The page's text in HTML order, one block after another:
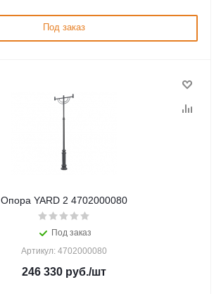
Под заказ
Опора YARD 2 4702000080
Под заказ
Артикул: 4702000080
246 330 руб./шт